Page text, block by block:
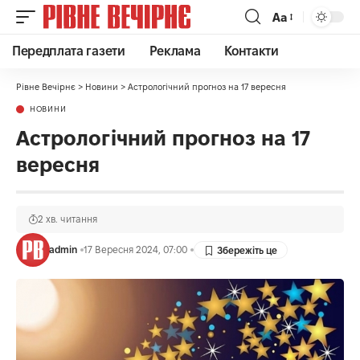
Аа
Передплата газети Реклама Контакти
Рівне Вечірнє > Новини > Астрологічний прогноз на 17 вересня
НОВИНИ
Астрологічний прогноз на 17
вересня
admin 17 Вересня 2024, 07:00
2 хв. читання